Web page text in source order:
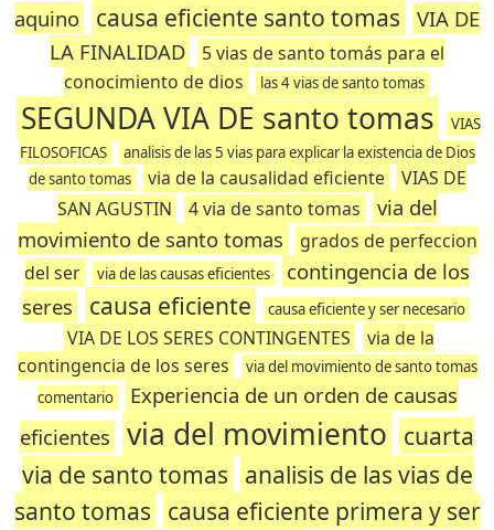
aquino
causa eficiente santo tomas VIA DE
LA FINALIDAD
5 vias de santo tomás para el
conocimiento de dios
las 4 vias de santo tomas
SEGUNDA VIA DE santo tomas
VIAS
FILOSOFICAS
analisis de las 5 vias para explicar la existencia de Dios
de santo tomas
via de la causalidad eficiente
VIAS DE
SAN AGUSTIN
4 via de santo tomas
via del
movimiento de santo tomas
grados de perfeccion
del ser
via de las causas eficientes
contingencia de los
seres
causa eficiente causa eficiente y ser necesario
VIA DE LOS SERES CONTINGENTES
via de la
contingencia de los seres
via del movimiento de santo tomas
comentario
Experiencia de un orden de causas
eficientes
via del movimiento cuarta
via de santo tomas analisis de las vias de
santo tomas causa eficiente primera y ser